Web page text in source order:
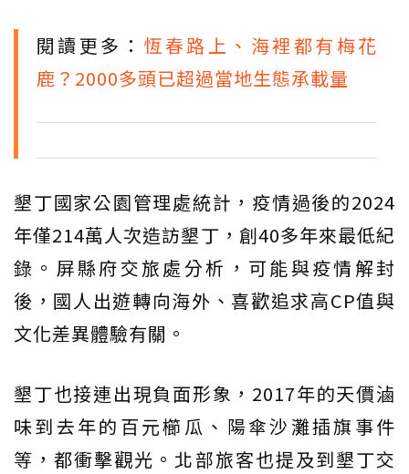
閱讀更多： 恆春路上、海裡都有梅花
鹿？2000多頭已超過當地生態承載量
墾丁國家公園管理處統計，疫情過後的2024
年僅214萬人次造訪墾丁，創40多年來最低紀
錄。屏縣府交旅處分析，可能與疫情解封
後，國人出遊轉向海外、喜歡追求高CP值與
文化差異體驗有關。
墾丁也接連出現負面形象，2017年的天價滷
味到去年的百元櫛瓜、陽傘沙灘插旗事件
等，都衝擊觀光。北部旅客也提及到墾丁交